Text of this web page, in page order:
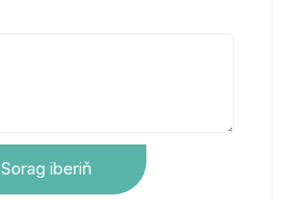
Sorag iberiň